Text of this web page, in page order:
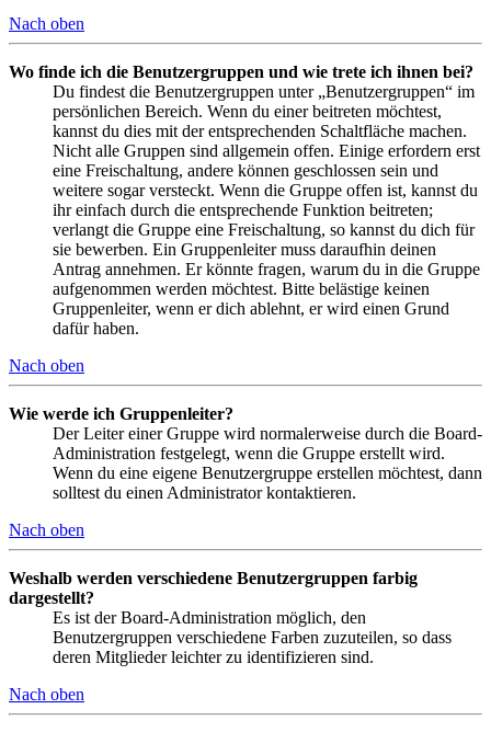
Nach oben
Wo finde ich die Benutzergruppen und wie trete ich ihnen bei?
Du findest die Benutzergruppen unter „Benutzergruppen“ im
persönlichen Bereich. Wenn du einer beitreten möchtest,
kannst du dies mit der entsprechenden Schaltfläche machen.
Nicht alle Gruppen sind allgemein offen. Einige erfordern erst
eine Freischaltung, andere können geschlossen sein und
weitere sogar versteckt. Wenn die Gruppe offen ist, kannst du
ihr einfach durch die entsprechende Funktion beitreten;
verlangt die Gruppe eine Freischaltung, so kannst du dich für
sie bewerben. Ein Gruppenleiter muss daraufhin deinen
Antrag annehmen. Er könnte fragen, warum du in die Gruppe
aufgenommen werden möchtest. Bitte belästige keinen
Gruppenleiter, wenn er dich ablehnt, er wird einen Grund
dafür haben.
Nach oben
Wie werde ich Gruppenleiter?
Der Leiter einer Gruppe wird normalerweise durch die Board-
Administration festgelegt, wenn die Gruppe erstellt wird.
Wenn du eine eigene Benutzergruppe erstellen möchtest, dann
solltest du einen Administrator kontaktieren.
Nach oben
Weshalb werden verschiedene Benutzergruppen farbig
dargestellt?
Es ist der Board-Administration möglich, den
Benutzergruppen verschiedene Farben zuzuteilen, so dass
deren Mitglieder leichter zu identifizieren sind.
Nach oben